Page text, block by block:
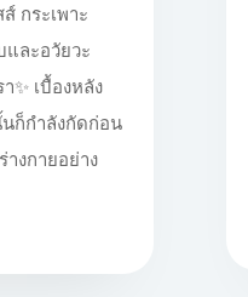
กระเพาะ
และอวัยวะ
เบื้องหลัง
ก็กำลังกัดก่อน
งกายอย่าง